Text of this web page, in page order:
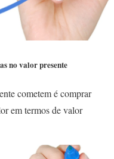
no valor presente
cometem é comprar
em termos de valor